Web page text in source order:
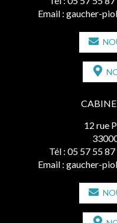
Email : gaucher-
12 rue
Tél : 05 57 55
Email : gaucher-